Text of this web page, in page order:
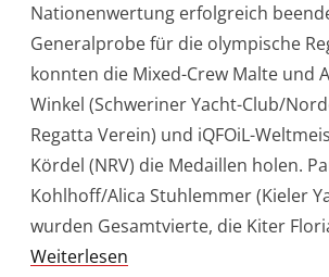
Nationenwertung erfolgreich
Generalprobe für die olympische
konnten die Mixed-Crew Malte und
Winkel (Schweriner Yacht-Club/
Regatta Verein) und iQFOiL-
Kördel (NRV) die Medaillen holen.
Kohlhoff/Alica Stuhlemmer (Kieler
wurden Gesamtvierte, die Kiter
Weiterlesen